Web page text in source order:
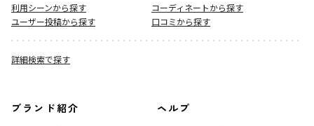
利用シーンから探す
コーディネートから探す
ユーザー投稿から探す
口コミから探す
詳細検索で探す
ブランド紹介 ヘルプ